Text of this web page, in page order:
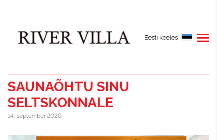
Eesti keeles
SAUNAÕHTU SINU
SELTSKONNALE
14. september 2020